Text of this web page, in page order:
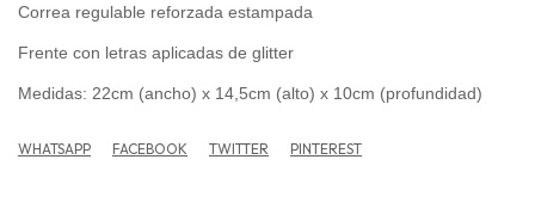
Correa regulable reforzada estampada
Frente con letras aplicadas de glitter
Medidas: 22cm (ancho) x 14,5cm (alto) x 10cm (profundidad)
WHATSAPP FACEBOOK TWITTER PINTEREST